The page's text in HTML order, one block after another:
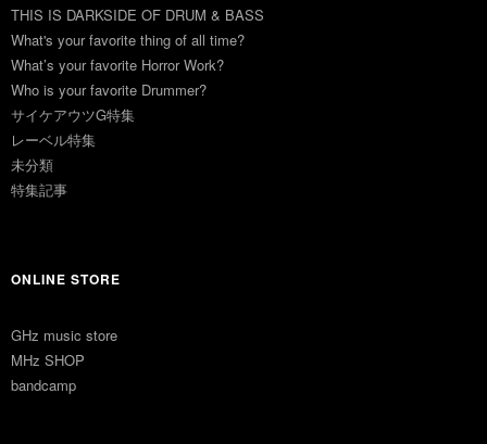
THIS IS DARKSIDE OF DRUM & BASS
What's your favorite thing of all time?
What’s your favorite Horror Work?
Who is your favorite Drummer?
サイケアウツG特集
レーベル特集
未分類
特集記事
ONLINE STORE
GHz music store
MHz SHOP
bandcamp